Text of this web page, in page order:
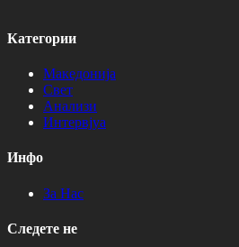
Категории
Македонија
Свет
Анализи
Интервјуа
Инфо
За Нас
Следете не